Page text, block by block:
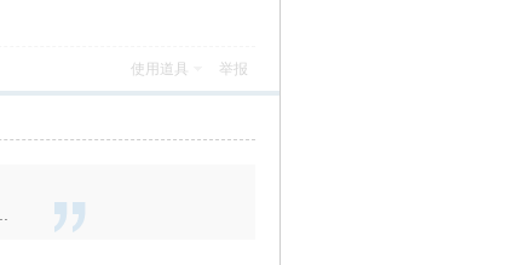
使用道具 举报